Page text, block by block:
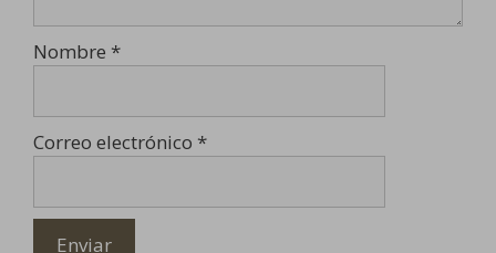
Nombre *
Correo electrónico *